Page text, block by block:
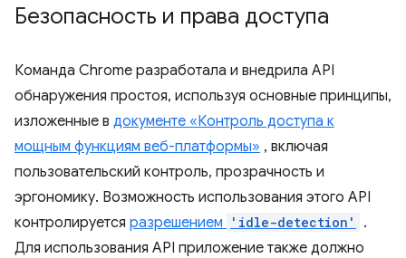
Безопасность и права доступа
Команда Chrome разработала и внедрила API
обнаружения простоя, используя основные принципы,
изложенные в документе «Контроль доступа к
мощным функциям веб-платформы» , включая
пользовательский контроль, прозрачность и
эргономику. Возможность использования этого API
контролируется разрешением 'idle-detection'
.
Для использования API приложение также должно